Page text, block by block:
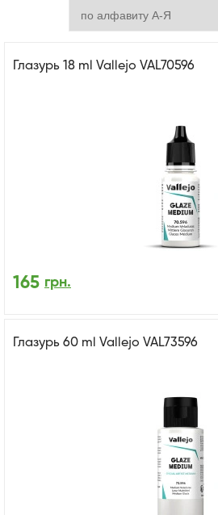
Глазурь 18 ml Vallejo VAL70596
165 грн.
Глазурь 60 ml Vallejo VAL73596